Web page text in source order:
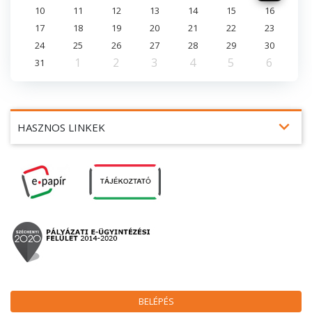
BELÉPÉS
HASZNOS LINKEK expand_more
10
11 12 13 14 15
16
17
18 19 20 21 22
23
24
25 26 27 28 29
30
31
1 2 3 4 5 6